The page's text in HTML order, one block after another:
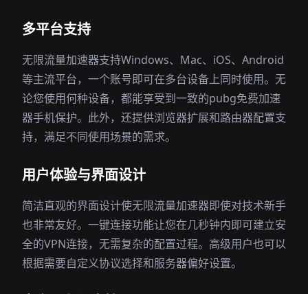
多平台支持
无限流量加速器支持Windows、Mac、iOS、Android
等主流平台，一个账号即可在多台设备上同时使用。无
论您使用何种设备，都能享受到一致的pubg免费加速
器手机保护。此外，还提供浏览器扩展和路由器配置支
持，满足不同使用场景的需求。
用户体验与界面设计
简洁直观的界面设计使无限流量加速器即使对技术新手
也非常友好。一键连接功能让您在几秒钟内即可建立安
全的VPN连接，无需复杂的配置过程。高级用户也可以
根据需要自定义协议选择和服务器偏好设置。